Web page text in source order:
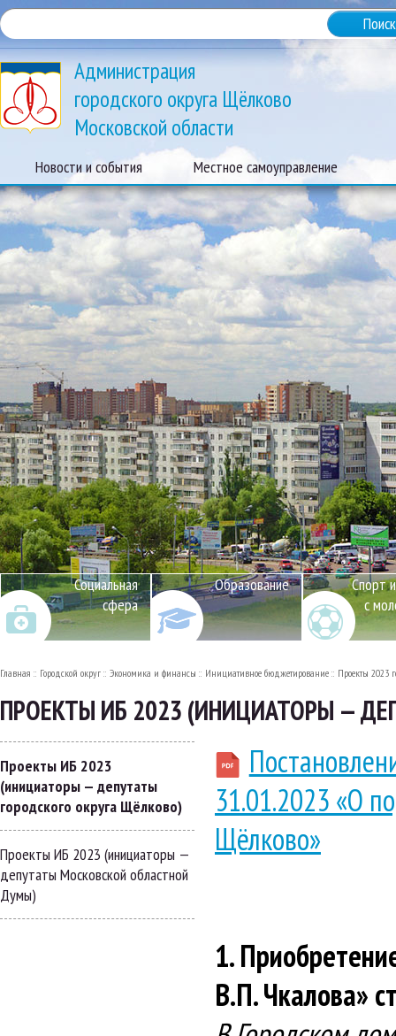
Администрация
городского округа Щёлково
Московской области
Новости и события Местное самоуправление
Социальная
сфера
Образование
Спорт
с
Главная Городской округ Экономика и финансы Инициативное бюджетирование Проекты 2023
ПРОЕКТЫ ИБ 2023 (ИНИЦИАТОРЫ —
Проекты ИБ 2023
(инициаторы — депутаты
городского округа Щёлково)
Проекты ИБ 2023 (инициаторы —
депутаты Московской областной
Думы)
31.01.2023 «О
Щёлково»
1.
В.П. Чкалова»